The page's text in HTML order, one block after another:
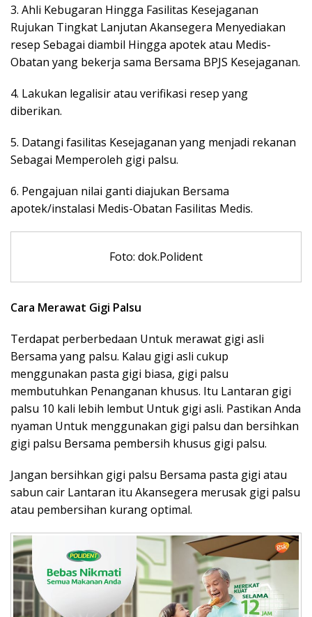
3. Ahli Kebugaran Hingga Fasilitas Kesejaganan
Rujukan Tingkat Lanjutan Akansegera Menyediakan
resep Sebagai diambil Hingga apotek atau Medis-
Obatan yang bekerja sama Bersama BPJS Kesejaganan.
4. Lakukan legalisir atau verifikasi resep yang
diberikan.
5. Datangi fasilitas Kesejaganan yang menjadi rekanan
Sebagai Memperoleh gigi palsu.
6. Pengajuan nilai ganti diajukan Bersama
apotek/instalasi Medis-Obatan Fasilitas Medis.
Foto: dok.Polident
Cara Merawat Gigi Palsu
Terdapat perberbedaan Untuk merawat gigi asli
Bersama yang palsu. Kalau gigi asli cukup
menggunakan pasta gigi biasa, gigi palsu
membutuhkan Penanganan khusus. Itu Lantaran gigi
palsu 10 kali lebih lembut Untuk gigi asli. Pastikan Anda
nyaman Untuk menggunakan gigi palsu dan bersihkan
gigi palsu Bersama pembersih khusus gigi palsu.
Jangan bersihkan gigi palsu Bersama pasta gigi atau
sabun cair Lantaran itu Akansegera merusak gigi palsu
atau pembersihan kurang optimal.